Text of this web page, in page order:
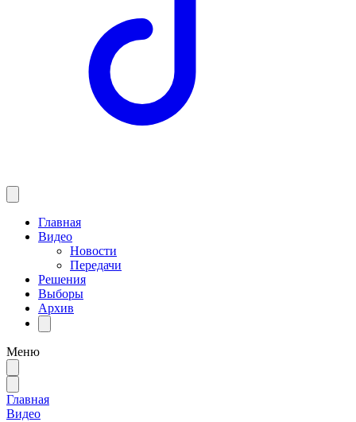
Главная
Видео
Новости
Передачи
Решения
Выборы
Архив
Меню
Главная
Видео